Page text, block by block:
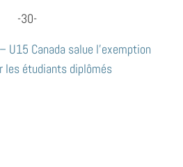
-30-
U15 Canada salue l’exemption
les étudiants diplômés